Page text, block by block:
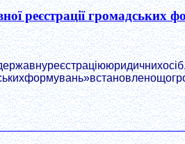
реєстрації громадських